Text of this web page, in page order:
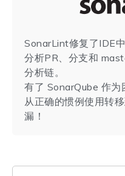
SonarLint修复了IDE
分析PR、分支和
分析链。
有了 SonarQube 作为
从正确的惯例使用转
漏！